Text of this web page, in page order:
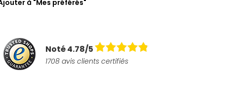
à "Mes préférés"
Noté 4.78/5
1708 avis clients certifiés